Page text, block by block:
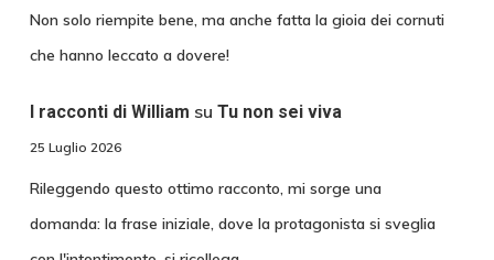
Non solo riempite bene, ma anche fatta la gioia dei cornuti
che hanno leccato a dovere!
I racconti di William su Tu non sei viva
25 Luglio 2026
Rileggendo questo ottimo racconto, mi sorge una
domanda: la frase iniziale, dove la protagonista si sveglia